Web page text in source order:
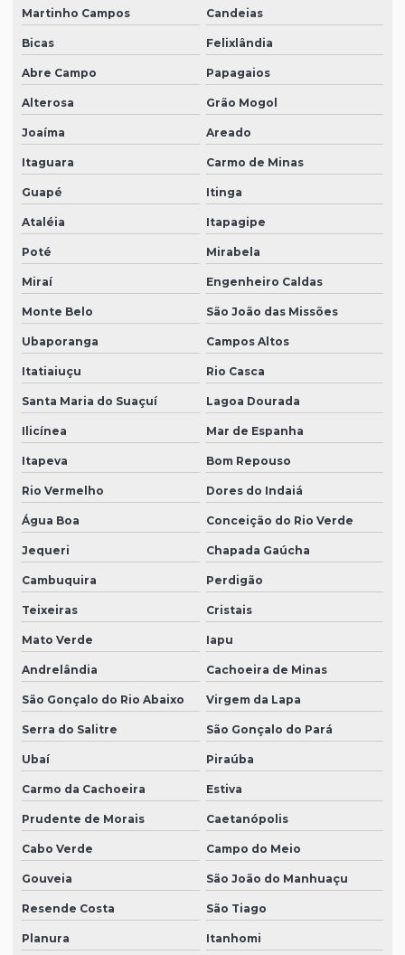
Martinho Campos Candeias
Bicas Felixlândia
Abre Campo Papagaios
Alterosa Grão Mogol
Joaíma Areado
Itaguara Carmo de Minas
Guapé Itinga
Ataléia Itapagipe
Poté Mirabela
Miraí Engenheiro Caldas
Monte Belo São João das Missões
Ubaporanga Campos Altos
Itatiaiuçu Rio Casca
Santa Maria do Suaçuí Lagoa Dourada
Ilicínea Mar de Espanha
Itapeva Bom Repouso
Rio Vermelho Dores do Indaiá
Água Boa Conceição do Rio Verde
Jequeri Chapada Gaúcha
Cambuquira Perdigão
Teixeiras Cristais
Mato Verde Iapu
Andrelândia Cachoeira de Minas
São Gonçalo do Rio Abaixo Virgem da Lapa
Serra do Salitre São Gonçalo do Pará
Ubaí Piraúba
Carmo da Cachoeira Estiva
Prudente de Morais Caetanópolis
Cabo Verde Campo do Meio
Gouveia São João do Manhuaçu
Resende Costa São Tiago
Planura Itanhomi